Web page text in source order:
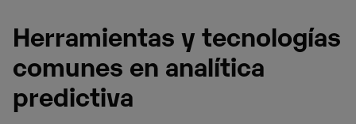
Herramientas y tecnologías
comunes en analítica
predictiva